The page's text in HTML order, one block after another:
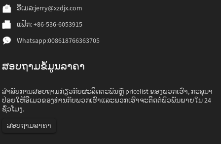
ອີເມລ:jerry@xzdjx.com
ແຟັກ: +86-536-6053915
Whatsapp:008618766363705
ສອບຖາມຂໍ້ມູນລາຄາ
ສໍາ​ລັບ​ການ​ສອບ​ຖາມ​ກ່ຽວ​ກັບ​ຜະ​ລິດ​ຕະ​ພັນ​ຫຼື pricelist ຂອງ​ພວກ​ເຮົາ​, ກະ​ລຸ​ນາ​
ປ່ອຍ​ໃຫ້​ອີ​ເມວ​ຂອງ​ທ່ານ​ກັບ​ພວກ​ເຮົາ​ແລະ​ພວກ​ເຮົາ​ຈະ​ຕິດ​ຕໍ່​ພົວ​ພັນ​ພາຍ​ໃນ 24
ຊົ່ວ​ໂມງ​.
ສອບຖາມລາຄາ